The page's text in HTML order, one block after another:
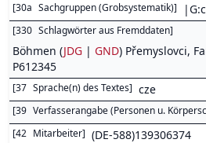
[30a Sachgruppen (Grobsystematik)]
[330 Schlagwörter aus Fremddaten]
Böhmen (JDG | GND) Přemyslovci,
P612345
[37 Sprache(n) des Textes] cze
[39 Verfasserangabe (Personen u.
[42 Mitarbeiter] (DE-588)139306374